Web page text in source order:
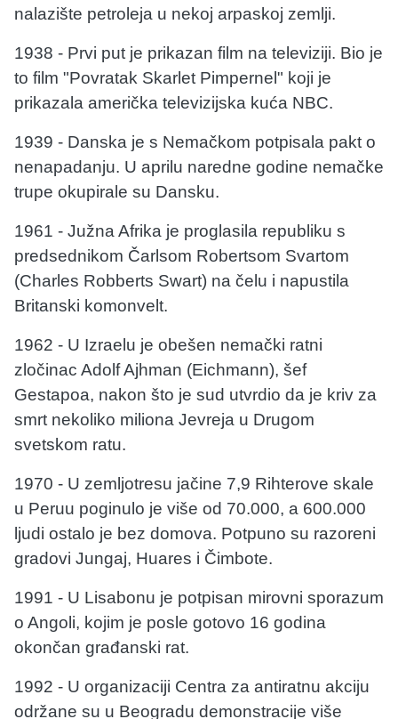
nalazište petroleja u nekoj arpaskoj zemlji.
1938 - Prvi put je prikazan film na televiziji. Bio je
to film "Povratak Skarlet Pimpernel" koji je
prikazala američka televizijska kuća NBC.
1939 - Danska je s Nemačkom potpisala pakt o
nenapadanju. U aprilu naredne godine nemačke
trupe okupirale su Dansku.
1961 - Južna Afrika je proglasila republiku s
predsednikom Čarlsom Robertsom Svartom
(Charles Robberts Swart) na čelu i napustila
Britanski komonvelt.
1962 - U Izraelu je obešen nemački ratni
zločinac Adolf Ajhman (Eichmann), šef
Gestapoa, nakon što je sud utvrdio da je kriv za
smrt nekoliko miliona Jevreja u Drugom
svetskom ratu.
1970 - U zemljotresu jačine 7,9 Rihterove skale
u Peruu poginulo je više od 70.000, a 600.000
ljudi ostalo je bez domova. Potpuno su razoreni
gradovi Jungaj, Huares i Čimbote.
1991 - U Lisabonu je potpisan mirovni sporazum
o Angoli, kojim je posle gotovo 16 godina
okončan građanski rat.
1992 - U organizaciji Centra za antiratnu akciju
održane su u Beogradu demonstracije više